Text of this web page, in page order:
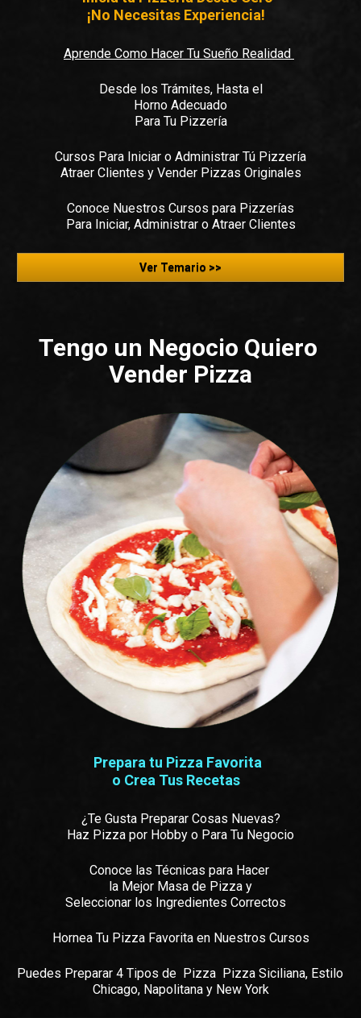
¡No Necesitas Experiencia!
Aprende Como Hacer Tu Sueño Realidad
Desde los Trámites, Hasta el
Horno Adecuado
Para Tu Pizzería
Cursos Para Iniciar o Administrar Tú Pizzería
Atraer Clientes y Vender Pizzas Originales
Conoce Nuestros Cursos para Pizzerías
Para Iniciar, Administrar o Atraer Clientes
Ver Temario >>
Tengo un Negocio Quiero
Vender Pizza
Prepara tu Pizza Favorita
o Crea Tus Recetas
¿Te Gusta Preparar Cosas Nuevas?
Haz Pizza por Hobby o Para Tu Negocio
Conoce las Técnicas para Hacer
la Mejor Masa de Pizza y
Seleccionar los Ingredientes Correctos
Hornea Tu Pizza Favorita en Nuestros Cursos
Puedes Preparar 4 Tipos de  Pizza  Pizza Siciliana, Estilo
Chicago, Napolitana y New York